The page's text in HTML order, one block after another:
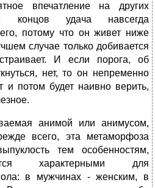
впечатление на других
удача навсегда
потому что он живет ниже
случае только добивается
И если порога, об
нет, то он непременно
и потом будет наивно верить,
анимой или анимусом,
всего, эта метаморфоза
тем особенностям,
характерными для
в мужчинах - женским, в